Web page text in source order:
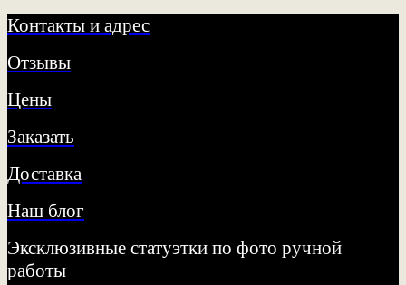
Контакты и адрес
Отзывы
Цены
Заказать
Доставка
Наш блог
Эксклюзивные статуэтки по фото ручной
работы